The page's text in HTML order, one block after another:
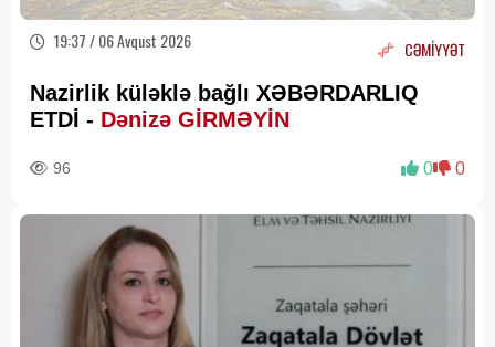
19:37 / 06 Avqust 2026 CƏMİYYƏT
Nazirlik küləklə bağlı XƏBƏRDARLIQ
ETDİ - Dənizə GİRMƏYİN
96 0 0